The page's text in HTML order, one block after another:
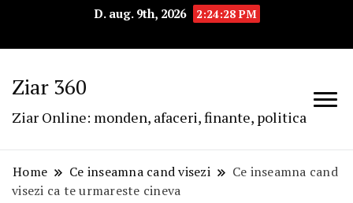
D. aug. 9th, 2026 2:24:29 PM
Ziar 360
Ziar Online: monden, afaceri, finante, politica
Home Ce inseamna cand visezi
Ce inseamna cand
visezi ca te urmareste cineva